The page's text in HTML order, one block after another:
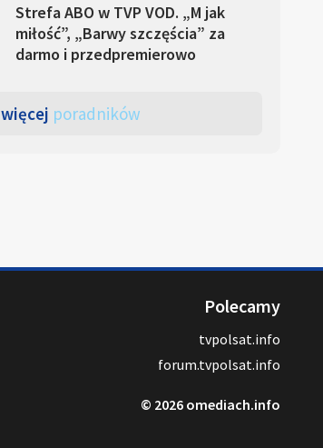
Strefa ABO w TVP VOD. „M jak
miłość”, „Barwy szczęścia” za
darmo i przedpremierowo
więcej poradników
Polecamy
tvpolsat.info
forum.tvpolsat.info
© 2026 omediach.info